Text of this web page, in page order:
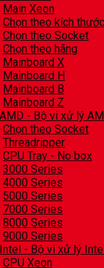
Main Xeon
Chọn theo kích thước
Chọn theo Socket
Chọn theo hãng
Mainboard X
Mainboard H
Mainboard B
Mainboard Z
- Bộ vi xử lý
Chọn theo Socket
Threadripper
CPU Tray - No box
3000 Series
4000 Series
5000 Series
7000 Series
8000 Series
9000 Series
- Bộ vi xử lý
CPU Xeon